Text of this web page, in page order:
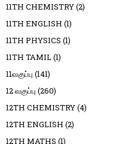
11TH CHEMISTRY(2)
11TH ENGLISH (1)
11TH PHYSICS (1)
11TH TAMIL(1)
11வகுப்பு (141)
12 வகுப்பு (260)
12TH CHEMISTRY(4)
12TH ENGLISH (2)
12TH MATHS (1)